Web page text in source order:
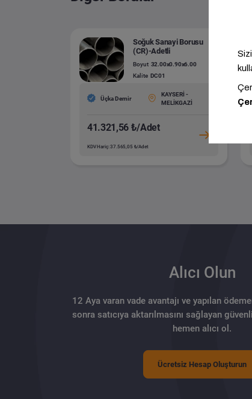
Soğuk Sanayi Borusu
(CR)-Adetli
Boyut 32.00x0.90x6.00
Kalite DC01
Üçka Demir
KAYSERİ -
MELİKGAZİ
41.321,56 ₺/Adet
KDV Hariç: 37.565,05 ₺/Adet
Alıcı Olun
12 Aya varan vade avantajı ve yapılan
sonra satıcıya aktarılmasını sağlayan
hemen alıcı ol.
Ücretsiz Hesap Oluşturun